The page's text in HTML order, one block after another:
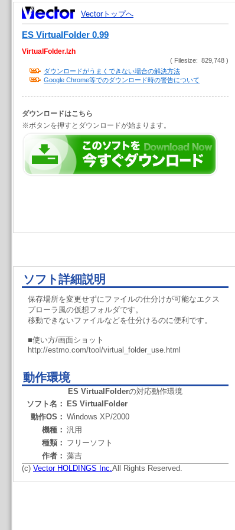
Vectorトップへ
ES VirtualFolder 0.99
VirtualFolder.lzh
( Filesize: 829,748 )
ダウンロードがうまくできない場合の解決方法
Google Chrome等でのダウンロード時の警告について
ダウンロードはこちら
※ボタンを押すとダウンロードが始まります。
ソフト詳細説明
保存場所を変更せずにファイルの仕分けが可能なエクス
プローラ風の仮想フォルダです。
移動できないファイルなどを仕分けるのに便利です。
■使い方/画面ショット
http://estmo.com/tool/virtual_folder_use.html
動作環境
ES VirtualFolderの対応動作環境
ソフト名：
ES VirtualFolder
動作OS： Windows XP/2000
機種： 汎用
種類： フリーソフト
作者： 藻吉
(c) Vector HOLDINGS Inc.All Rights Reserved.